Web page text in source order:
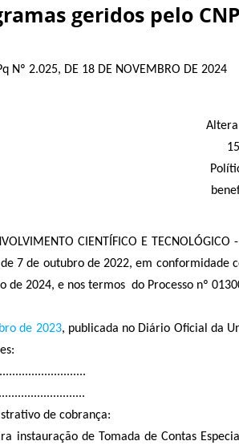
geridos pelo
Nº 2.025, DE 18 DE NOVEMBRO DE 2024
Altera
CIENTÍFICO E TECNOLÓGICO
7 de outubro de 2022, em conformidade
2024, e nos termos do Processo nº
de 2023, publicada no Diário Oficial da
de cobrança:
instauração de Tomada de Contas